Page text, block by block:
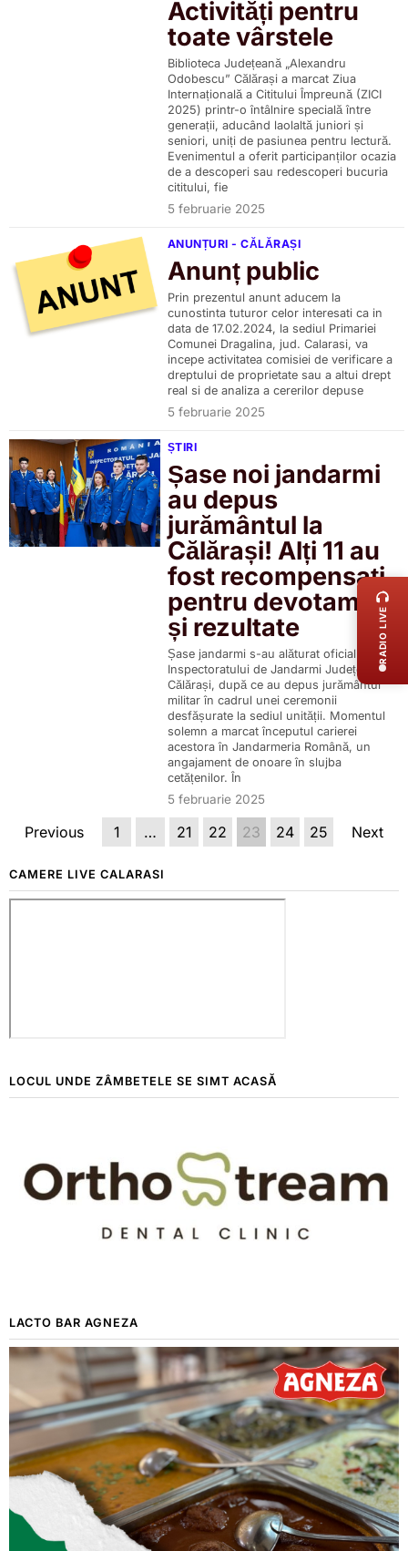
Activități pentru
toate vârstele
Biblioteca Județeană „Alexandru
Odobescu” Călărași a marcat Ziua
Internațională a Cititului Împreună (ZICI
2025) printr-o întâlnire specială între
generații, aducând laolaltă juniori și
seniori, uniți de pasiunea pentru lectură.
Evenimentul a oferit participanților ocazia
de a descoperi sau redescoperi bucuria
cititului, fie
5 februarie 2025
ANUNȚURI - CĂLĂRAȘI
Anunț public
Prin prezentul anunt aducem la
cunostinta tuturor celor interesati ca in
data de 17.02.2024, la sediul Primariei
Comunei Dragalina, jud. Calarasi, va
incepe activitatea comisiei de verificare a
dreptului de proprietate sau a altui drept
real si de analiza a cererilor depuse
5 februarie 2025
ȘTIRI
Șase noi jandarmi
au depus
jurământul la
Călărași! Alți 11 au
fost recompensați
pentru devotament
și rezultate
Șase jandarmi s-au alăturat oficial
Inspectoratului de Jandarmi Județean
Călărași, după ce au depus jurământul
militar în cadrul unei ceremonii
desfășurate la sediul unității. Momentul
solemn a marcat începutul carierei
acestora în Jandarmeria Română, un
angajament de onoare în slujba
cetățenilor. În
5 februarie 2025
Previous 1 … 21 22 23 24 25 Next
CAMERE LIVE CALARASI
LOCUL UNDE ZÂMBETELE SE SIMT ACASĂ
LACTO BAR AGNEZA
LIVE
RADIO LIVE